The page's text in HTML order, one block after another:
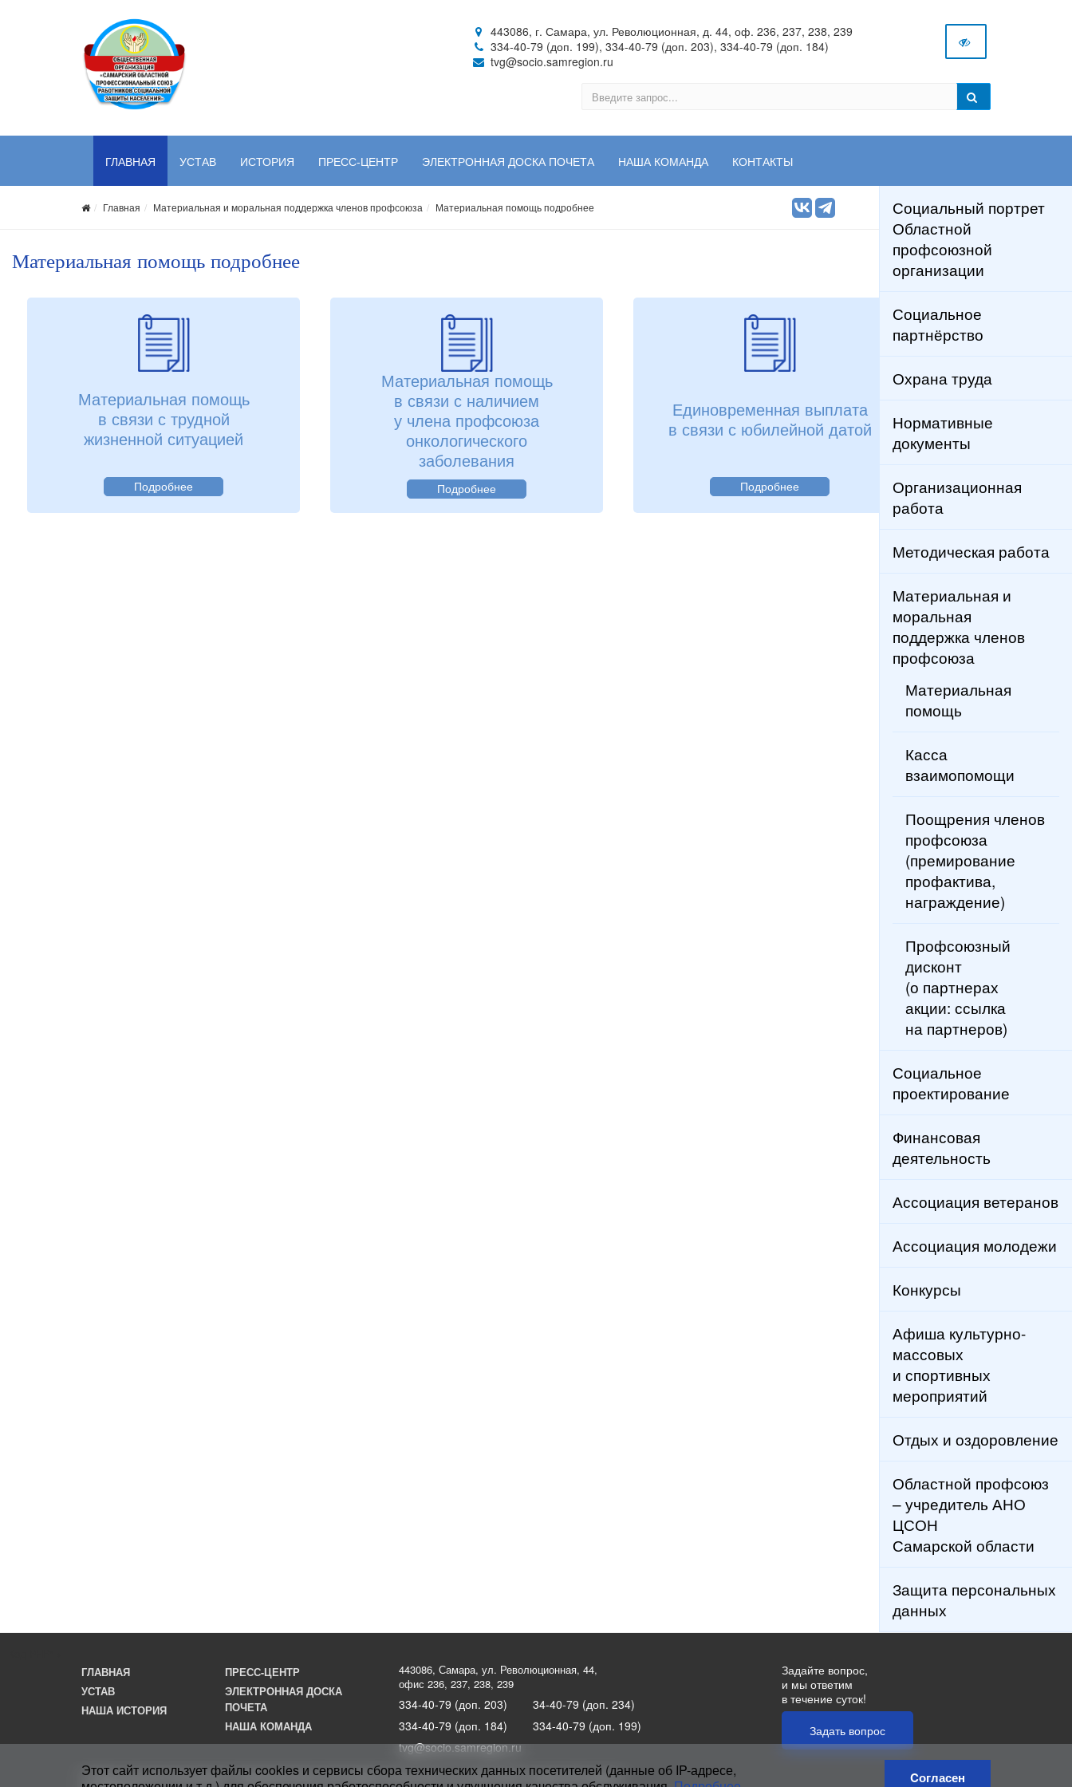
443086, г. Самара, ул. Революционная, д. 44, оф. 236, 237, 238, 239
334-40-79 (доп. 199), 334-40-79 (доп. 203), 334-40-79 (доп. 184)
tvg@socio.samregion.ru
ГЛАВНАЯ УСТАВ ИСТОРИЯ ПРЕСС-ЦЕНТР ЭЛЕКТРОННАЯ ДОСКА ПОЧЕТА НАША КОМАНДА КОНТАКТЫ
Главная Материальная и моральная поддержка членов профсоюза Материальная помощь подробнее
Материальная помощь подробнее
Материальная помощь
в связи с трудной
жизненной ситуацией
Подробнее
Материальная помощь
в связи с наличием
у члена профсоюза
онкологического
заболевания
Подробнее
Единовременная выплата
в связи с юбилейной датой
Подробнее
Социальный портрет
Областной
профсоюзной
организации
Социальное
партнёрство
Охрана труда
Нормативные
документы
Организационная
работа
Методическая работа
Материальная и
моральная
поддержка членов
профсоюза
Материальная
помощь
Касса
взаимопомощи
Поощрения членов
профсоюза
(премирование
профактива,
награждение)
Профсоюзный
дисконт
(о партнерах
акции: ссылка
на партнеров)
Социальное
проектирование
Финансовая
деятельность
Ассоциация ветеранов
Ассоциация молодежи
Конкурсы
Афиша культурно-
массовых
и спортивных
мероприятий
Отдых и оздоровление
Областной профсоюз
– учредитель АНО
ЦСОН
Самарской области
Защита персональных
данных
Этот сайт использует файлы cookies и сервисы сбора технических данных посетителей (данные об IP-адресе,
Cогласен
ГЛАВНАЯ
УСТАВ
НАША ИСТОРИЯ
ПРЕСС-ЦЕНТР
ЭЛЕКТРОННАЯ ДОСКА
ПОЧЕТА
НАША КОМАНДА
443086, Самара, ул. Революционная, 44,
офис 236, 237, 238, 239
334-40-79 (доп. 203)
34-40-79 (доп. 234)
334-40-79 (доп. 184)
334-40-79 (доп. 199)
tvg@socio.samregion.ru
Задайте вопрос,
и мы ответим
в течение суток!
Задать вопрос
© Общественная организация «Самарский областной профессиональный союз работников социальной защиты